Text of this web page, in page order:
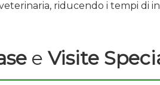
riducendo i tempi di
e Visite